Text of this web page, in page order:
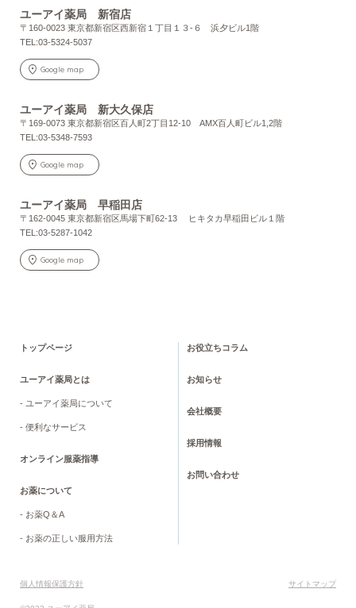
ユーアイ薬局 新宿店
〒160-0023 東京都新宿区西新宿１丁目１３-６ 浜夕ビル1階
TEL:03-5324-5037
Google map
ユーアイ薬局 新大久保店
〒169-0073 東京都新宿区百人町2丁目12-10 AMX百人町ビル1,2階
TEL:03-5348-7593
Google map
ユーアイ薬局 早稲田店
〒162-0045 東京都新宿区馬場下町62-13 ヒキタカ早稲田ビル１階
TEL:03-5287-1042
Google map
トップページ
ユーアイ薬局とは
- ユーアイ薬局について
- 便利なサービス
オンライン服薬指導
お薬について
- お薬Q＆A
- お薬の正しい服用方法
お役立ちコラム
お知らせ
会社概要
採用情報
お問い合わせ
個人情報保護方針 サイトマップ